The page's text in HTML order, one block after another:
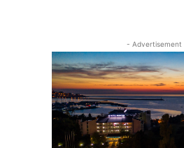
- Advertisement